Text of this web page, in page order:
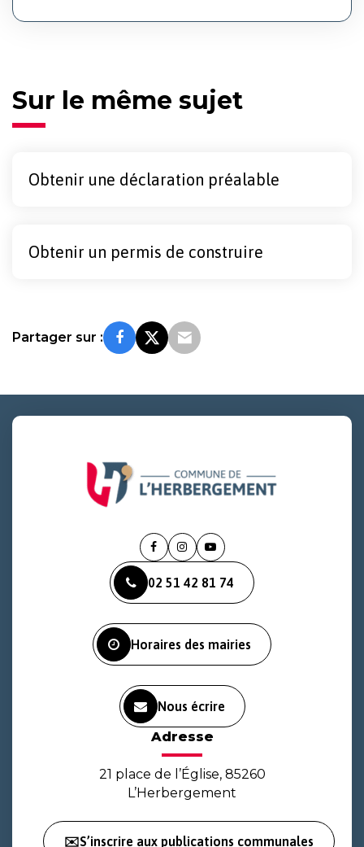
Sur le même sujet
Obtenir une déclaration préalable
Obtenir un permis de construire
Partager sur :
Lien
le
compte
Lien
le
compte
Lien
la
chaîne
02 51 42 81 74
Horaires des mairies
Nous écrire
Adresse
21 place de l’Église, 85260
L’Herbergement
✉️S’inscrire aux publications communales